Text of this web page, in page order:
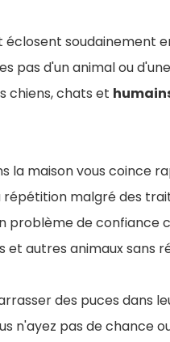
soudainement
pas d'un animal ou
chiens, chats et
la maison vous coince
répétition malgré des
problème de confiance
autres animaux sans
des puces dans
n'ayez pas de chance